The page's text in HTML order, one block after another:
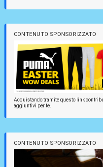
CONTENUTO SPONSORIZZATO
Acquistando tramite questo link
aggiuntivi per te.
CONTENUTO SPONSORIZZATO